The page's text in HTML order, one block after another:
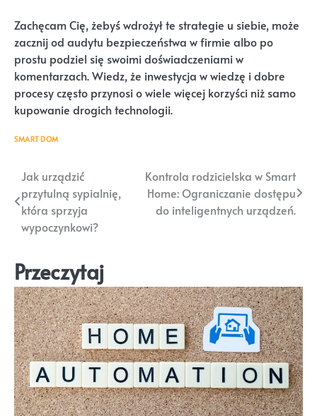
Zachęcam Cię, żebyś wdrożył te strategie u siebie, może
zacznij od audytu bezpieczeństwa w firmie albo po
prostu podziel się swoimi doświadczeniami w
komentarzach. Wiedz, że inwestycja w wiedzę i dobre
procesy często przynosi o wiele więcej korzyści niż samo
kupowanie drogich technologii.
SMART DOM
Nawigacja
wpisu
Jak urządzić
przytulną sypialnię,
która sprzyja
wypoczynkowi?
Kontrola rodzicielska w Smart
Home: Ograniczanie dostępu
do inteligentnych urządzeń.
Przeczytaj